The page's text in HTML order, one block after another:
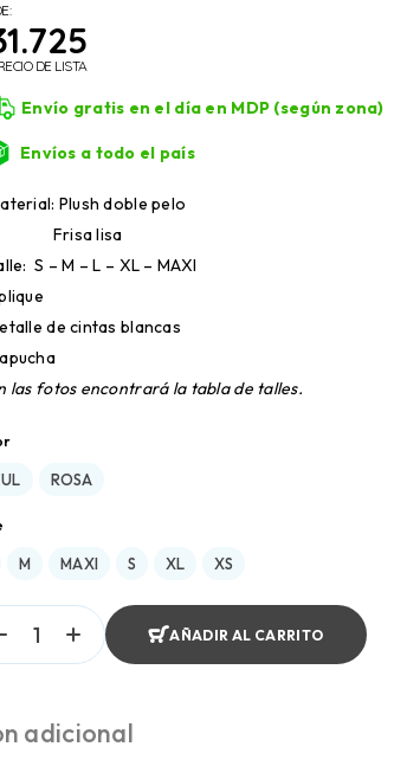
DE LISTA
Envío gratis en el día en MDP (según zona)
Envíos a todo el país
Plush doble pelo
lisa
S – M – L – XL – MAXI
de cintas blancas
las fotos encontrará la tabla de talles.
ROSA
M MAXI S XL XS
AÑADIR AL CARRITO
adicional